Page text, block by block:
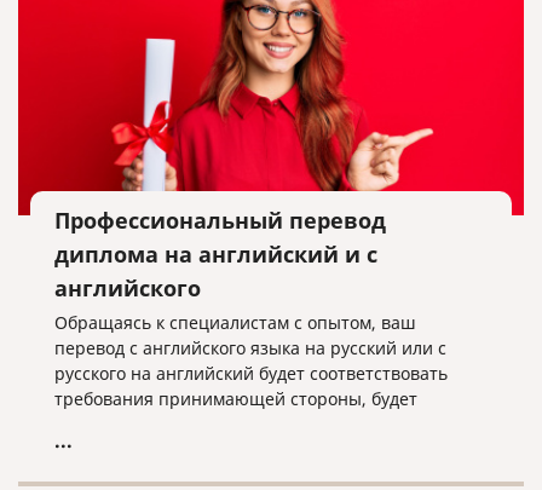
Профессиональный перевод
диплома на английский и с
английского
Обращаясь к специалистам с опытом, ваш
перевод с английского языка на русский или с
русского на английский будет соответствовать
требования принимающей стороны, будет
...